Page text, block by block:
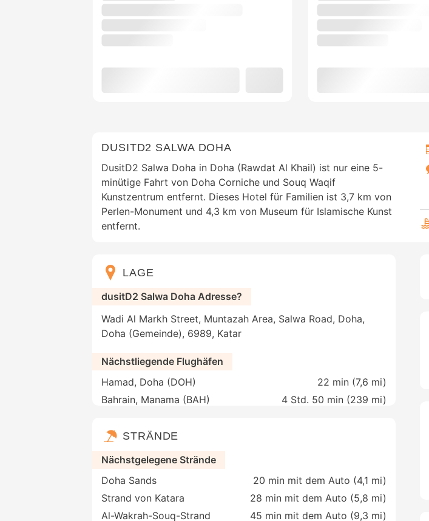
DUSITD2 SALWA DOHA
DusitD2 Salwa Doha in Doha (Rawdat Al Khail) ist nur eine 5-
minütige Fahrt von Doha Corniche und Souq Waqif
Kunstzentrum entfernt. Dieses Hotel für Familien ist 3,7 km von
Perlen-Monument und 4,3 km von Museum für Islamische Kunst
entfernt.
LAGE
dusitD2 Salwa Doha Adresse?
Wadi Al Markh Street, Muntazah Area, Salwa Road, Doha,
Doha (Gemeinde), 6989, Katar
Nächstliegende Flughäfen
Hamad, Doha (DOH)
22 min (7,6 mi)
Bahrain, Manama (BAH)
4 Std. 50 min (239 mi)
STRÄNDE
Nächstgelegene Strände
Doha Sands
20 min mit dem Auto (4,1 mi)
Strand von Katara
28 min mit dem Auto (5,8 mi)
Al-Wakrah-Souq-Strand
45 min mit dem Auto (9,3 mi)